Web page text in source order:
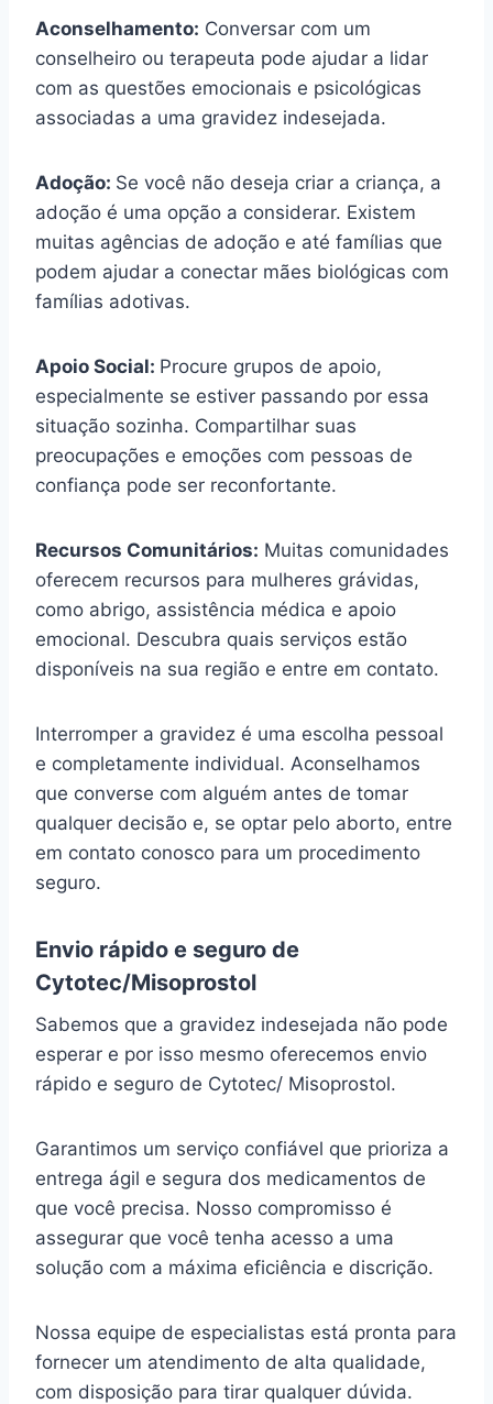
Aconselhamento: Conversar com um
conselheiro ou terapeuta pode ajudar a lidar
com as questões emocionais e psicológicas
associadas a uma gravidez indesejada.
Adoção: Se você não deseja criar a criança, a
adoção é uma opção a considerar. Existem
muitas agências de adoção e até famílias que
podem ajudar a conectar mães biológicas com
famílias adotivas.
Apoio Social: Procure grupos de apoio,
especialmente se estiver passando por essa
situação sozinha. Compartilhar suas
preocupações e emoções com pessoas de
confiança pode ser reconfortante.
Recursos Comunitários: Muitas comunidades
oferecem recursos para mulheres grávidas,
como abrigo, assistência médica e apoio
emocional. Descubra quais serviços estão
disponíveis na sua região e entre em contato.
Interromper a gravidez é uma escolha pessoal
e completamente individual. Aconselhamos
que converse com alguém antes de tomar
qualquer decisão e, se optar pelo aborto, entre
em contato conosco para um procedimento
seguro.
Envio rápido e seguro de
Cytotec/Misoprostol
Sabemos que a gravidez indesejada não pode
esperar e por isso mesmo oferecemos envio
rápido e seguro de Cytotec/ Misoprostol.
Garantimos um serviço confiável que prioriza a
entrega ágil e segura dos medicamentos de
que você precisa. Nosso compromisso é
assegurar que você tenha acesso a uma
solução com a máxima eficiência e discrição.
Nossa equipe de especialistas está pronta para
fornecer um atendimento de alta qualidade,
com disposição para tirar qualquer dúvida.